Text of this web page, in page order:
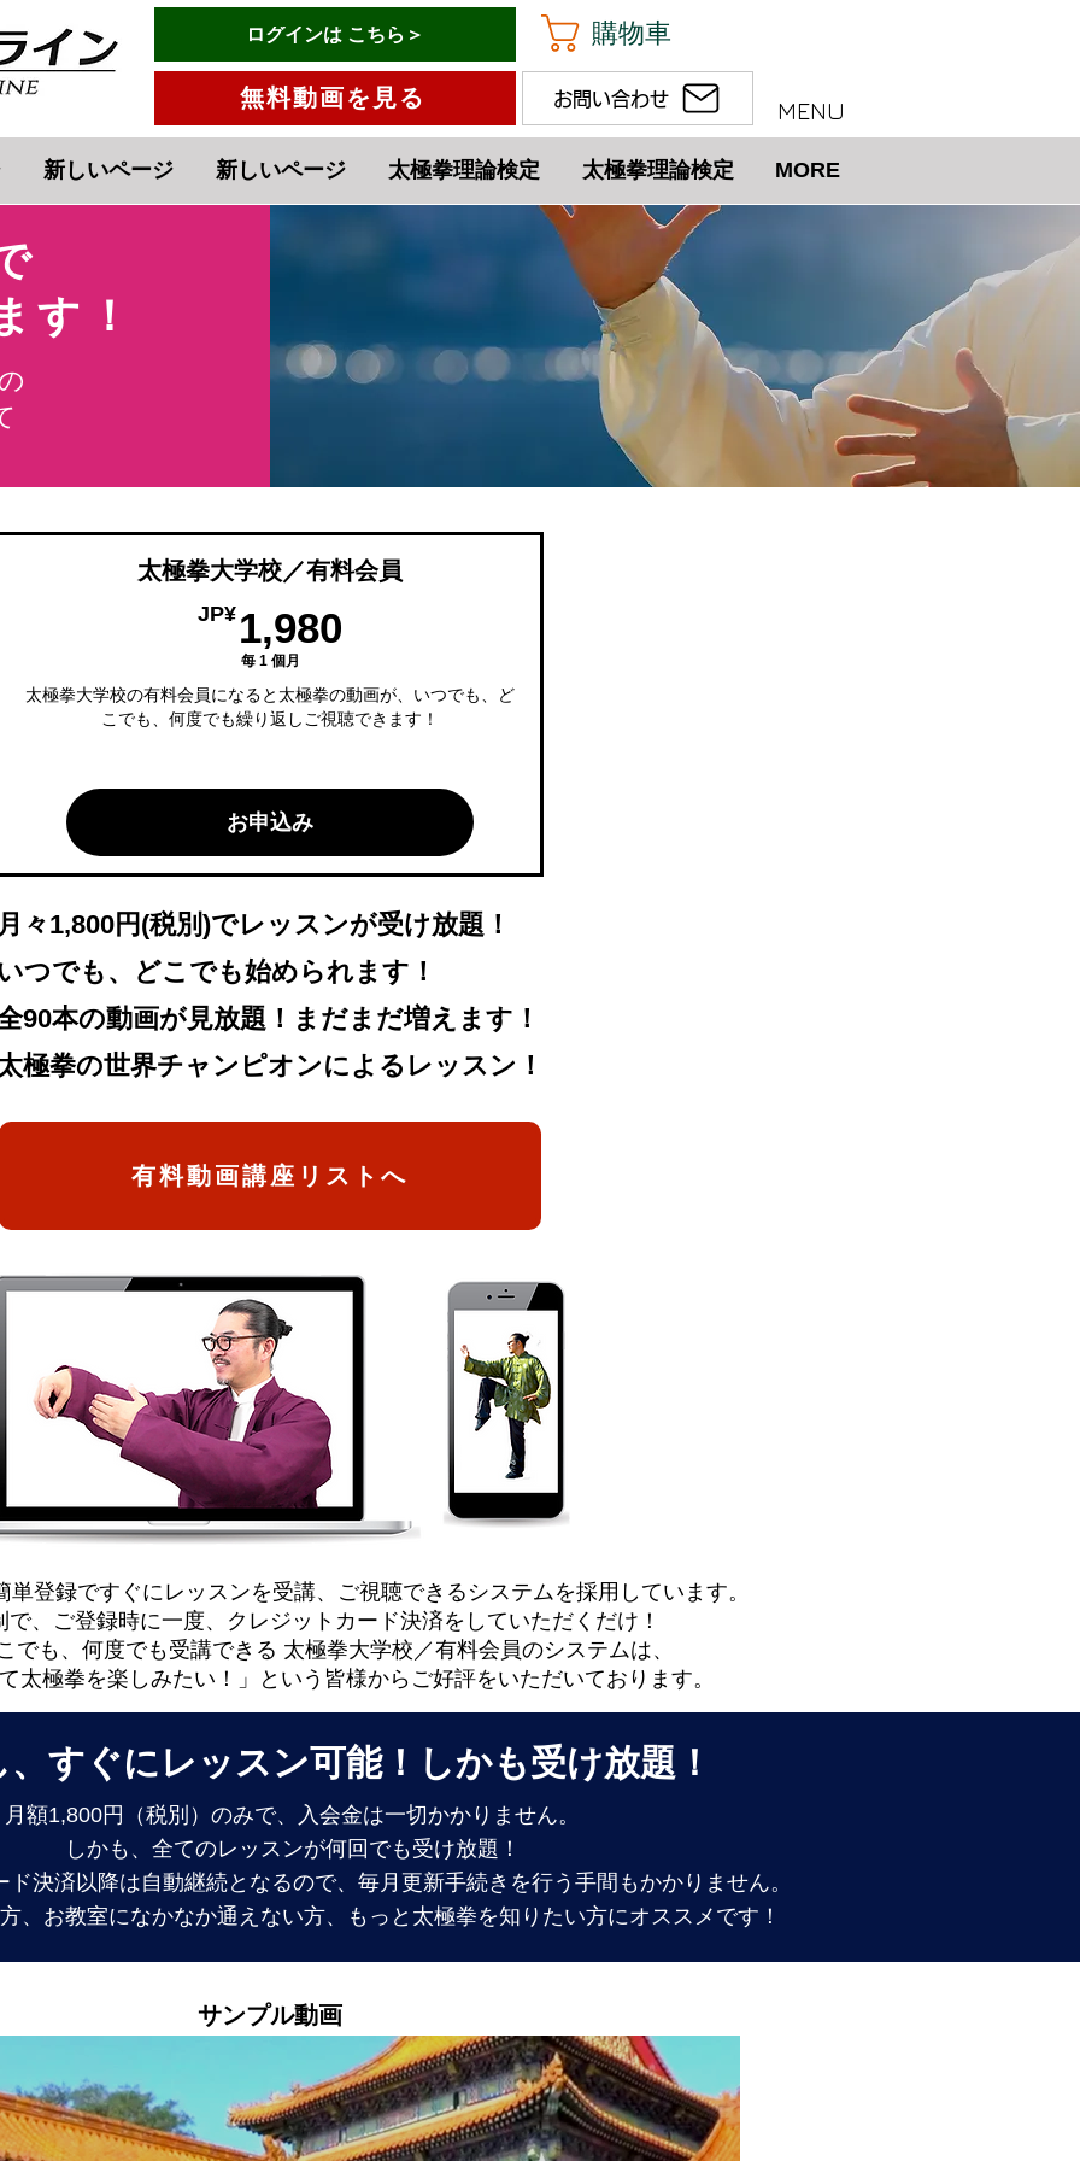
有料会員ログインはこちら→
ログインは こちら＞
無料動画を見る
購物車
お問い合わせ MENU
新しいページ 新しいページ 太極拳理論検定 太極拳理論検定 MORE
す！
太極拳大学校／有料会員
JP¥ 1,980
每 1 個月
太極拳大学校の有料会員になると太極拳の動画が、いつでも、ど
こでも、何度でも繰り返しご視聴できます！
お申込み
月々1,800円(税別)でレッスンが受け放題！
つでも、どこでも始められます！
90本の動画が見放題！まだまだ増えます！
極拳の世界チャンピオンによるレッスン！
有料動画講座リストへ
単登録ですぐにレッスンを受講、ご視聴できるシステムを採用しています。
で、ご登録時に一度、クレジットカード決済をしていただくだけ！
でも、何度でも受講できる 太極拳大学校／有料会員のシステムは、
太極拳を楽しみたい！」という皆様からご好評をいただいております。
、すぐにレッスン可能！しかも受け放題！
月額1,800円（税別）のみで、入会金は一切かかりません。
しかも、全てのレッスンが何回でも受け放題！
決済以降は自動継続となるので、 毎月更新手続きを行う手間もかかりません。
、お教室になかなか通えない方、もっと太極拳を知りたい方にオススメです！
サンプル動画